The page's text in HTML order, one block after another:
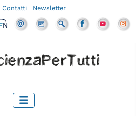
Contatti Newsletter